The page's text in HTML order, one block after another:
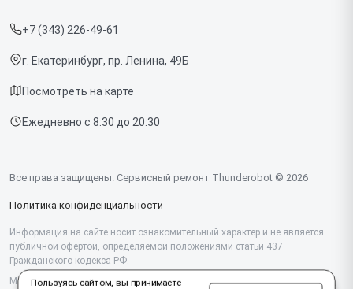
Срочный ремонт
Доставка и способы оплаты
Диагностика
Контакты
+7 (343) 226-49-61
г. Екатеринбург, пр. Ленина, 49Б
Посмотреть на карте
Ежедневно с 8:30 до 20:30
Все права защищены. Сервисный ремонт Thunderobot © 2026
Политика конфиденциальности
Информация на сайте носит ознакомительный характер и не является
публичной офертой, определяемой положениями статьи 437
Гражданского кодекса РФ.
Мы специализируемся на обслуживании и ремонте техники Thunderobot,
Пользуясь сайтом, вы принимаете